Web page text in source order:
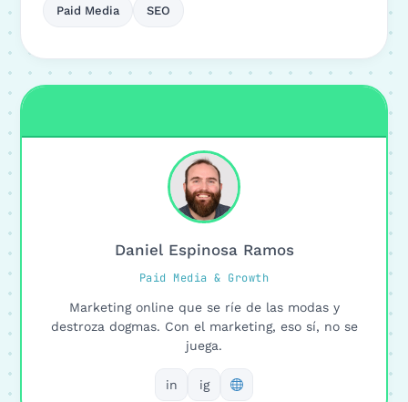
Paid Media SEO
Daniel Espinosa Ramos
Paid Media & Growth
Marketing online que se ríe de las modas y
destroza dogmas. Con el marketing, eso sí, no se
juega.
in ig